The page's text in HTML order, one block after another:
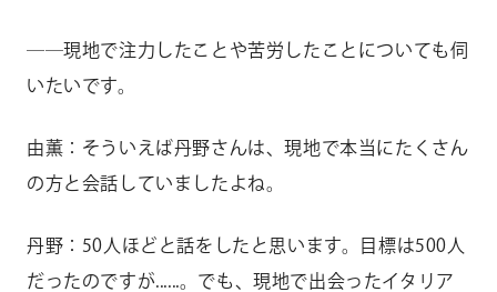
――現地で注力したことや苦労したことについても伺
いたいです。
由薫：そういえば丹野さんは、現地で本当にたくさん
の方と会話していましたよね。
丹野：50人ほどと話をしたと思います。目標は500人
だったのですが......。でも、現地で出会ったイタリア